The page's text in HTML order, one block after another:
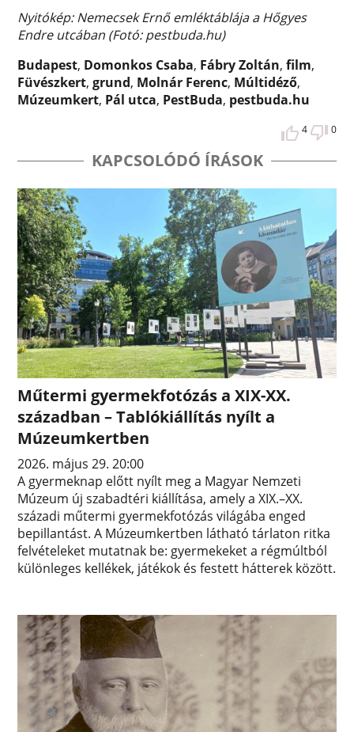
Nyitókép: Nemecsek Ernő emléktáblája a Hőgyes
Endre utcában (Fotó: pestbuda.hu)
Budapest, Domonkos Csaba, Fábry Zoltán,film,
Füvészkert,grund, Molnár Ferenc, Múltidéző,
Múzeumkert, Pál utca, PestBuda, pestbuda.hu
4 0
KAPCSOLÓDÓ ÍRÁSOK
Műtermi gyermekfotózás a XIX-XX.
században – Tablókiállítás nyílt a
Múzeumkertben
2026. május 29. 20:00
A gyermeknap előtt nyílt meg a Magyar Nemzeti
Múzeum új szabadtéri kiállítása, amely a XIX.–XX.
századi műtermi gyermekfotózás világába enged
bepillantást. A Múzeumkertben látható tárlaton ritka
felvételeket mutatnak be: gyermekeket a régmúltból
különleges kellékek, játékok és festett hátterek között.